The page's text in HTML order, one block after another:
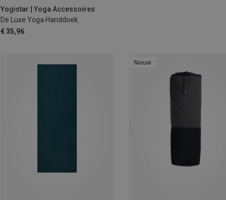
Yogistar | Yoga Accessoires
De Luxe Yoga Handdoek
€ 35,96
Nieuw